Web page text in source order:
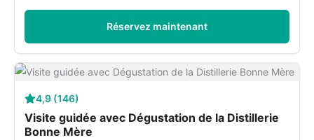
Réservez maintenant
4,9 (146)
Visite guidée avec Dégustation de la Distillerie
Bonne Mère